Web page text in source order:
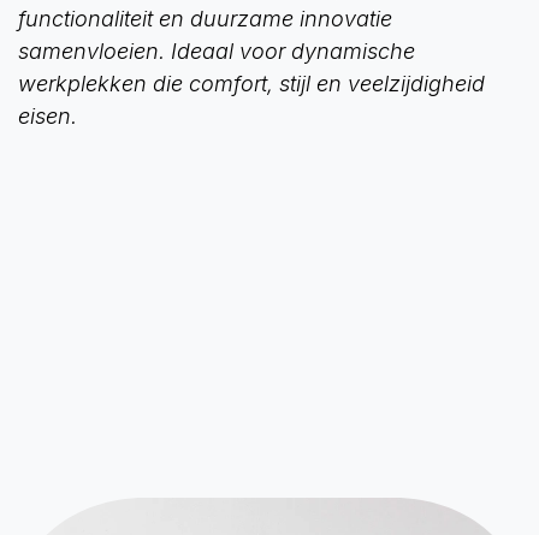
functionaliteit en duurzame innovatie
samenvloeien. Ideaal voor dynamische
werkplekken die comfort, stijl en veelzijdigheid
eisen.